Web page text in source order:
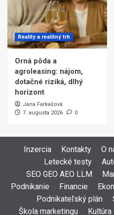
Reality a realitný trh
Orná pôda a
agroleasing: nájom,
dotačné riziká, dlhý
horizont
Jana Farkašová
7. augusta 2026
0
Inzercia Kontakty O
Letecké testy
SEO GEO AEO LLM
Podnikanie
Financie
Podnikateľský plán
Škola marketingu
Kultúra